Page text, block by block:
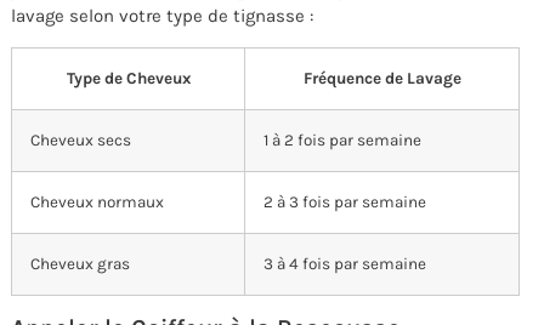
lavage selon votre type de tignasse :
Type de Cheveux Fréquence de Lavage
Cheveux secs 1 à 2 fois par semaine
Cheveux normaux 2 à 3 fois par semaine
Cheveux gras 3 à 4 fois par semaine